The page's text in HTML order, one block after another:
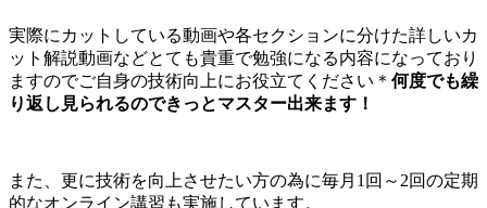
実際にカットしている動画や各セクションに分けた詳しいカ
ット解説動画などとても貴重で勉強になる内容になっており
ますのでご自身の技術向上にお役立てください＊ 何度でも繰
り返し見られるのできっとマスター出来ます！
また、更に技術を向上させたい方の為に毎月1回～2回の定期
的なオンライン講習も実施しています。